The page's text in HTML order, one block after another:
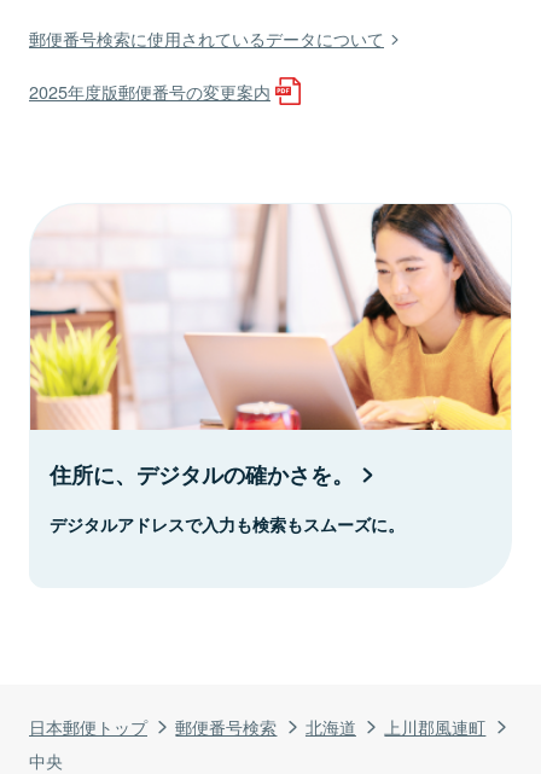
日本郵便トップ 郵便番号検索 北海道
上川郡風連町
中央
郵便番号検索に使用されているデータについて
2025年度版郵便番号の変更案内
住所に、デジタルの確かさを。
デジタルアドレスで入力も検索もスムーズに。